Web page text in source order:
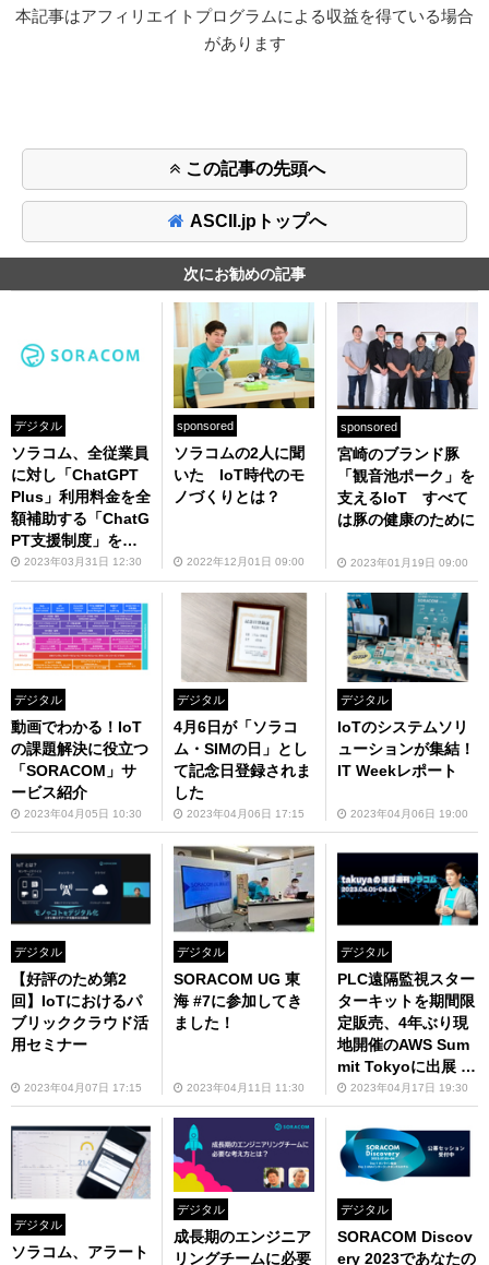
本記事はアフィリエイトプログラムによる収益を得ている場合
があります
この記事の先頭へ
ASCII.jpトップへ
次にお勧めの記事
デジタル
ソラコム、全従業員
に対し「ChatGPT
Plus」利用料金を全
額補助する「ChatG
PT支援制度」を試
験的に開始
2023年03月31日 12:30
sponsored
ソラコムの2人に聞
いた IoT時代のモ
ノづくりとは？
2022年12月01日 09:00
sponsored
宮崎のブランド豚
「観音池ポーク」を
支えるIoT すべて
は豚の健康のために
2023年01月19日 09:00
デジタル
動画でわかる！IoT
の課題解決に役立つ
「SORACOM」サ
ービス紹介
2023年04月05日 10:30
デジタル
4月6日が「ソラコ
ム・SIMの日」とし
て記念日登録されま
した
2023年04月06日 17:15
デジタル
IoTのシステムソリ
ューションが集結！
IT Weekレポート
2023年04月06日 19:00
デジタル
【好評のため第2
回】IoTにおけるパ
ブリッククラウド活
用セミナー
2023年04月07日 17:15
デジタル
SORACOM UG 東
海 #7に参加してき
ました！
2023年04月11日 11:30
デジタル
PLC遠隔監視スター
ターキットを期間限
定販売、4年ぶり現
地開催のAWS Sum
mit Tokyoに出展 ta
kuyaのほぼ週刊ソ
ラコム 04/01-04/14
2023年04月17日 19:30
デジタル
ソラコム、アラート
デジタル
成長期のエンジニア
リングチームに必要
デジタル
SORACOM Discov
ery 2023であなたの